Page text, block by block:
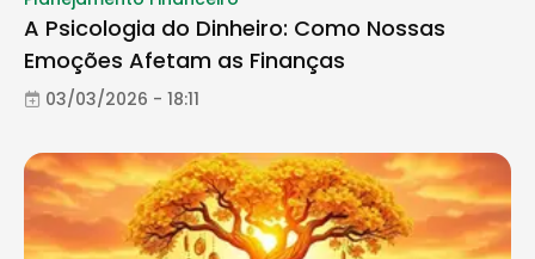
A Psicologia do Dinheiro: Como Nossas
Emoções Afetam as Finanças
03/03/2026 - 18:11